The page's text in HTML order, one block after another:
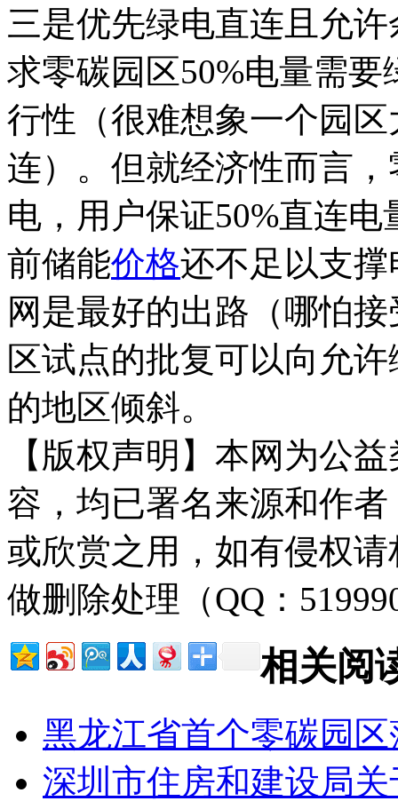
三是优先绿电直连且允
求零碳园区50%电量需
行性（很难想象一个园
连）。但就经济性而言
电，用户保证50%直连
前储能价格还不足以支
网是最好的出路（哪怕
区试点的批复可以向允
的地区倾斜。
【版权声明】本网为公
容，均已署名来源和作
或欣赏之用，如有侵权
做删除处理（QQ：
相关阅
黑龙江省首个零碳园
深圳市住房和建设局